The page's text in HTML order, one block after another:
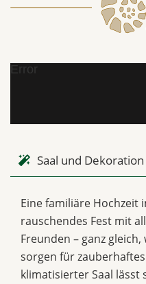
Error
Saal und Dekoration
Eine familiäre Hochzeit
rauschendes Fest mit
Freunden – ganz
sorgen für
klimatisierter Saal lässt